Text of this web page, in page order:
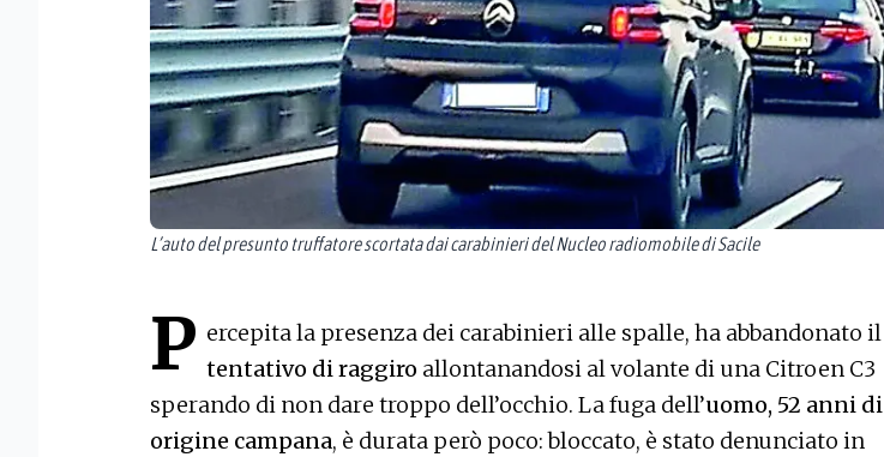
L’auto del presunto truffatore scortata dai carabinieri del Nucleo radiomobile di Sacile
P ercepita la presenza dei carabinieri alle spalle, ha abbandonato il
tentativo di raggiro allontanandosi al volante di una Citroen C3
sperando di non dare troppo dell’occhio. La fuga dell’uomo, 52 anni di
origine campana, è durata però poco: bloccato, è stato denunciato in